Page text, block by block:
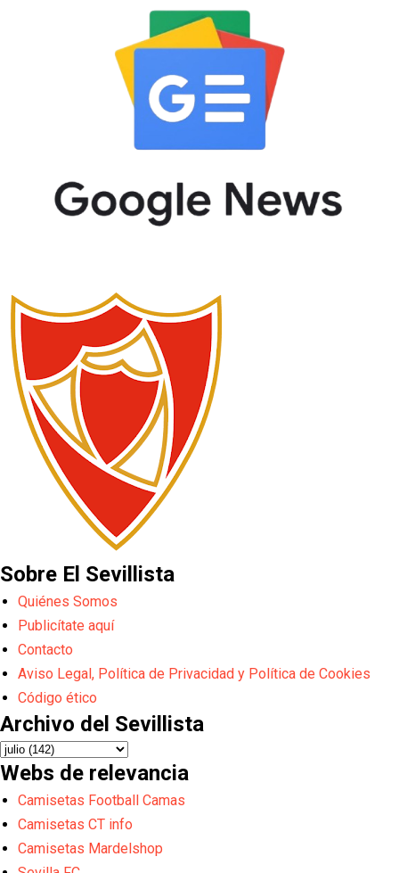
Sobre El Sevillista
Quiénes Somos
Publicítate aquí
Contacto
Aviso Legal, Política de Privacidad y Política de Cookies
Código ético
Archivo del Sevillista
Webs de relevancia
Camisetas Football Camas
Camisetas CT info
Camisetas Mardelshop